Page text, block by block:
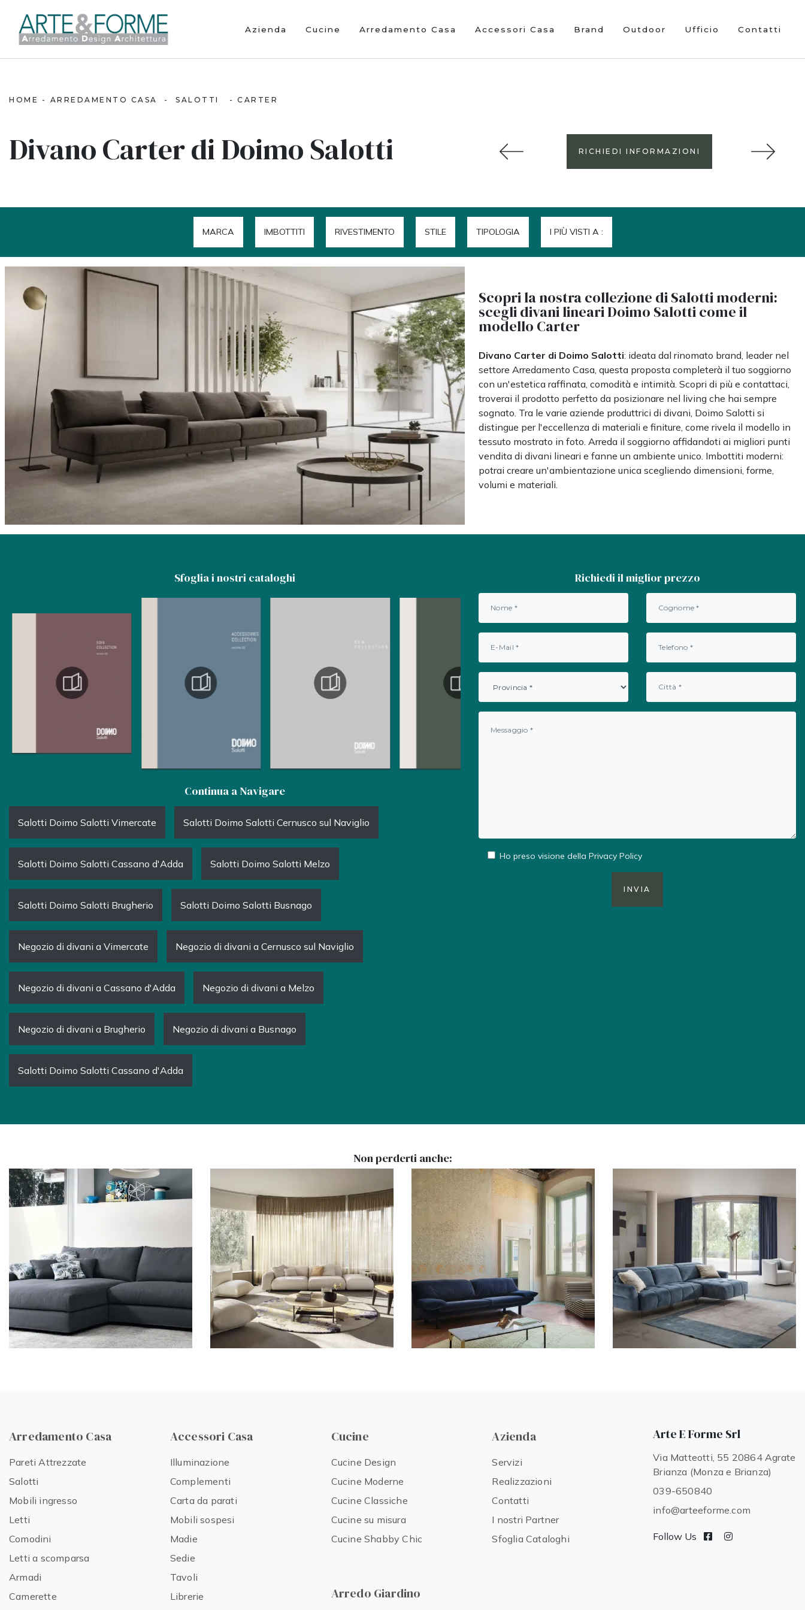
Azienda Cucine Arredamento Casa Accessori Casa Brand Outdoor Ufficio Contatti
HOME - ARREDAMENTO CASA - SALOTTI - CARTER
Divano Carter di Doimo Salotti RICHIEDI INFORMAZIONI
MARCA IMBOTTITI RIVESTIMENTO STILE TIPOLOGIA I PIÙ VISTI A :
Scopri la nostra collezione di Salotti moderni:
scegli divani lineari Doimo Salotti come il
modello Carter
Divano Carter di Doimo Salotti: ideata dal rinomato brand, leader nel
settore Arredamento Casa, questa proposta completerà il tuo soggiorno
con un'estetica raffinata, comodità e intimità. Scopri di più e contattaci,
troverai il prodotto perfetto da posizionare nel living che hai sempre
sognato. Tra le varie aziende produttrici di divani, Doimo Salotti si
distingue per l'eccellenza di materiali e finiture, come rivela il modello in
tessuto mostrato in foto. Arreda il soggiorno affidandoti ai migliori punti
vendita di divani lineari e fanne un ambiente unico. Imbottiti moderni:
potrai creare un'ambientazione unica scegliendo dimensioni, forme,
volumi e materiali.
Sfoglia i nostri cataloghi
Continua a Navigare
Salotti Doimo Salotti Vimercate Salotti Doimo Salotti Cernusco sul Naviglio
Salotti Doimo Salotti Cassano d'Adda Salotti Doimo Salotti Melzo
Salotti Doimo Salotti Brugherio Salotti Doimo Salotti Busnago
Negozio di divani a Vimercate Negozio di divani a Cernusco sul Naviglio
Negozio di divani a Cassano d'Adda Negozio di divani a Melzo
Negozio di divani a Brugherio Negozio di divani a Busnago
Salotti Doimo Salotti Cassano d'Adda
Richiedi il miglior prezzo
Ho preso visione della Privacy Policy
INVIA
Non perderti anche:
Arredamento Casa
Pareti Attrezzate
Salotti
Mobili ingresso
Letti
Comodini
Letti a scomparsa
Armadi
Camerette
Accessori Casa
Illuminazione
Complementi
Carta da parati
Mobili sospesi
Madie
Sedie
Tavoli
Librerie
Cucine
Cucine Design
Cucine Moderne
Cucine Classiche
Cucine su misura
Cucine Shabby Chic
Arredo Giardino
Azienda
Servizi
Realizzazioni
Contatti
I nostri Partner
Sfoglia Cataloghi
Arte E Forme Srl
Via Matteotti, 55 20864 Agrate
Brianza (Monza e Brianza)
039-650840
info@arteeforme.com
Follow Us